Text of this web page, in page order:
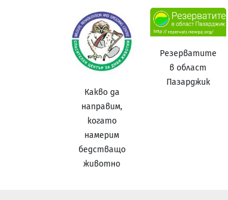
Какво да
направим,
когато
намерим
бедстващо
животно
Резерватите
в област
Пазарджик